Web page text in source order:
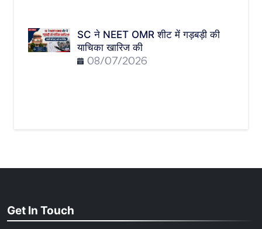
SC ने NEET OMR शीट में गड़बड़ी की
याचिका खारिज की
08/07/2026
Get In Touch